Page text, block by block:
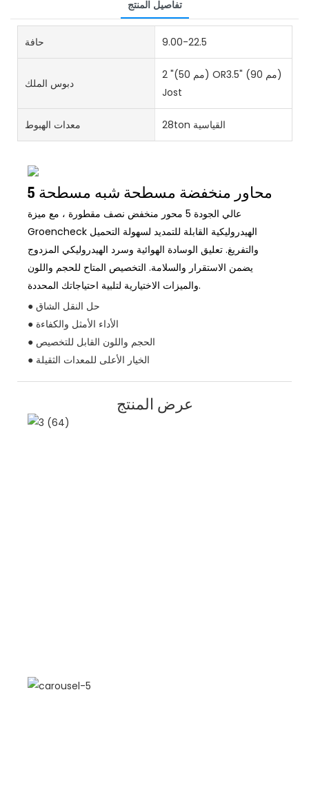
تفاصيل المنتج
حافة 9.00-22.5
دبوس الملك
2 "(50 مم) OR3.5" (90 مم)
Jost
معدات الهبوط 28ton القياسية
5 محاور منخفضة مسطحة شبه مسطحة
عالي الجودة 5 محور منخفض نصف مقطورة ، مع ميزة
Groencheck الهيدروليكية القابلة للتمديد لسهولة التحميل
والتفريغ. تعليق الوسادة الهوائية وسرد الهيدروليكي المزدوج
يضمن الاستقرار والسلامة. التخصيص المتاح للحجم واللون
والميزات الاختيارية لتلبية احتياجاتك المحددة.
● حل النقل الشاق
● الأداء الأمثل والكفاءة
● الحجم واللون القابل للتخصيص
● الخيار الأعلى للمعدات الثقيلة
عرض المنتج